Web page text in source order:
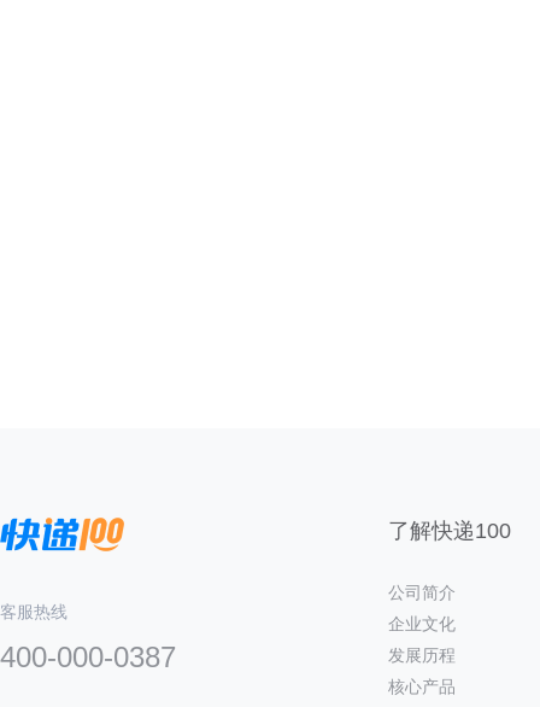
客服热线
400-000-0387
了解快递100
公司简介
企业文化
发展历程
核心产品